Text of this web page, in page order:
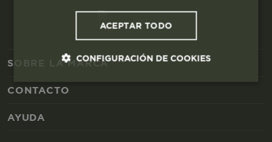
SOBRE LA MARCA
CONTACTO
AYUDA
ACEPTAR TODO
CONFIGURACIÓN DE COOKIES